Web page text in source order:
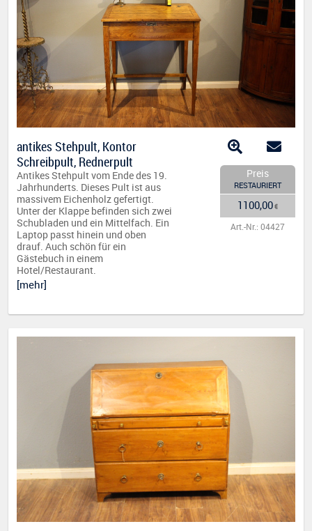
antikes Stehpult, Kontor
Schreibpult, Rednerpult
Antikes Stehpult vom Ende des 19.
Jahrhunderts. Dieses Pult ist aus
massivem Eichenholz gefertigt.
Unter der Klappe befinden sich zwei
Schubladen und ein Mittelfach. Ein
Laptop passt hinein und oben
drauf. Auch schön für ein
Gästebuch in einem
Hotel/Restaurant.
[mehr]
Preis
RESTAURIERT
1100,00€
Art.-Nr.: 04427